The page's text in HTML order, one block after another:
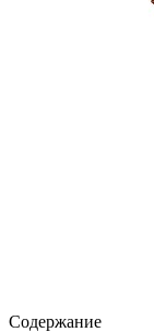
Содержание